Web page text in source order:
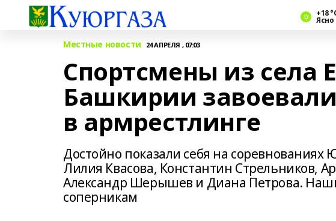
+18
Ясно
Местные новости 24 АПРЕЛЯ , 07:03
Спортсмены из села
Башкирии
в армрестлинге
Достойно показали себя на
Лилия Квасова, Константин Стрельников,
Александр Шерышев и Диана Петрова.
соперникам